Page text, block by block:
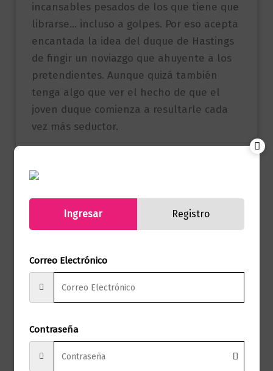
incansables pesados de los que tiene que
librarse… incluso a golpes. Por eso acepta
encantada la idea del duque de Hastings
de fingir un noviazgo que ahuyente a los
pretendientes. Aunque quizá también
tenga algo que ver el hecho de que el
joven duque comienza a resultarle cada
vez más seductor.
Marca
Autor
Formato
Presentación
Ingresar Registro
Correo Electrónico
Contraseña